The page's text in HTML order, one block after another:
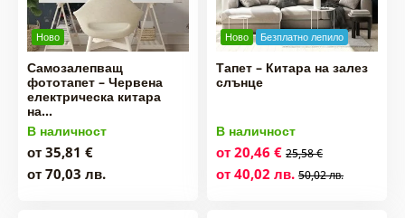
Ново
Самозалепващ
фототапет – Червена
електрическа китара
на…
В наличност
от 35,81 €
от 70,03 лв.
Ново Безплатно лепило
Тапет – Китара на залез
слънце
В наличност
от 20,46 € 25,58 €
от 40,02 лв. 50,02 лв.